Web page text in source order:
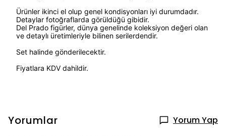
Ürünler ikinci el olup genel kondisyonları iyi durumdadır.
Detaylar fotoğraflarda görüldüğü gibidir.
Del Prado figürler, dünya genelinde koleksiyon değeri olan
ve detaylı üretimleriyle bilinen serilerdendir.
Set halinde gönderilecektir.
Fiyatlara KDV dahildir.
Yorumlar Yorum Yap